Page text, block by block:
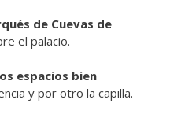
de Cuevas de
el palacio.
espacios bien
y por otro la capilla.